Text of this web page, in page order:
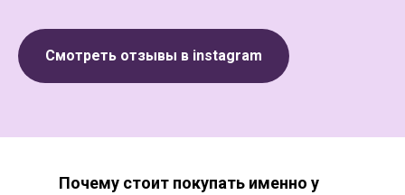
Смотреть отзывы в instagram
Почему стоит покупать именно у